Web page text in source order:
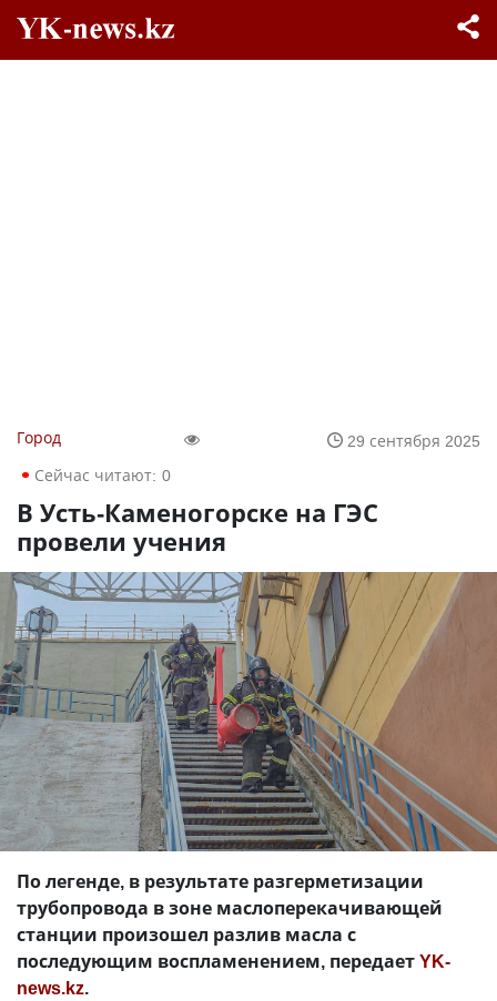
Город
29 сентября 2025
Сейчас читают: 0
В Усть-Каменогорске на ГЭС
провели учения
По легенде, в результате разгерметизации
трубопровода в зоне маслоперекачивающей
станции произошел разлив масла с
последующим воспламенением, передаетYK-
news.kz.